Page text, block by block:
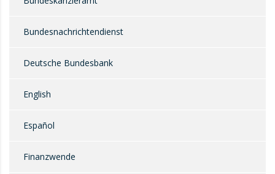
Bundesnachrichtendienst
Deutsche Bundesbank
English
Español
Finanzwende